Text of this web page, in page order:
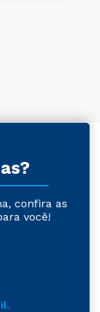
confira as
você!